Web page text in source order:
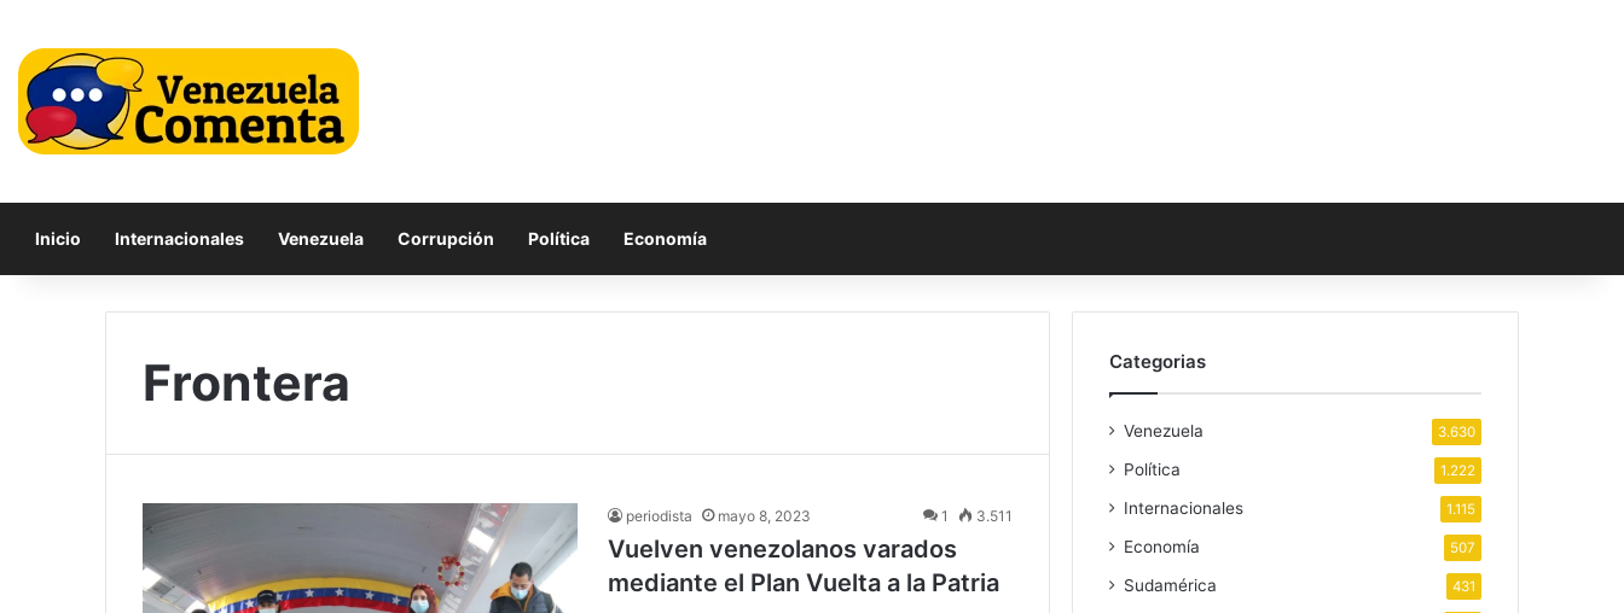
Inicio Internacionales Venezuela Corrupción Política Economía
Frontera
periodista mayo 8, 2023 1 3.511
Vuelven venezolanos varados
mediante el Plan Vuelta a la Patria
Categorias
Venezuela 3.630
Política 1.222
Internacionales 1.115
Economía 507
Sudamérica 431